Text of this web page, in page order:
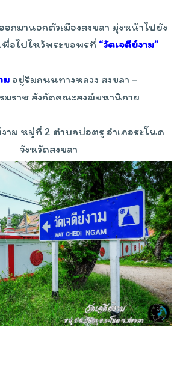
กมานอกตัวเมืองสงขลา มุ่งหน้าไปยัง
พื่อไปไหว้พระขอพรที่ “วัดเจดีย์งาม”
ม อยู่ริมถนนทางหลวง สงขลา –
มราช สังกัดคณะสงฆ์มหานิกาย
าม หมู่ที่ 2 ตำบลบ่อตรุ อำเภอระโนด
จังหวัดสงขลา